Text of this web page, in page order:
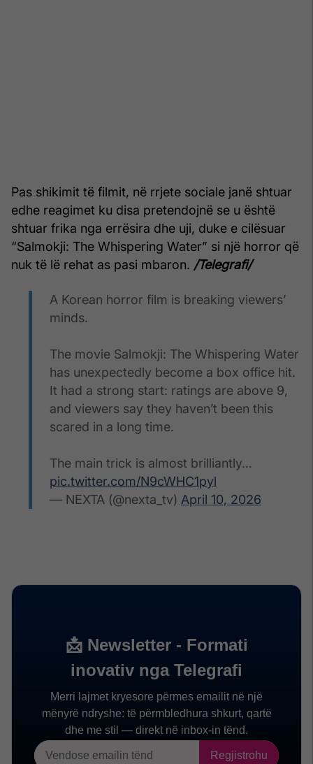
Pas shikimit të filmit, në rrjete sociale janë shtuar
edhe reagimet ku disa pretendojnë se u është
shtuar frika nga errësira dhe uji, duke e cilësuar
“Salmokji: The Whispering Water” si një horror që
nuk të lë rehat as pasi mbaron. /Telegrafi/
A Korean horror film is breaking viewers’
minds.
The movie Salmokji: The Whispering Water
has unexpectedly become a box office hit.
It had a strong start: ratings are above 9,
and viewers say they haven’t been this
scared in a long time.
The main trick is almost brilliantly…
pic.twitter.com/N9cWHC1pyl
— NEXTA (@nexta_tv) April 10, 2026